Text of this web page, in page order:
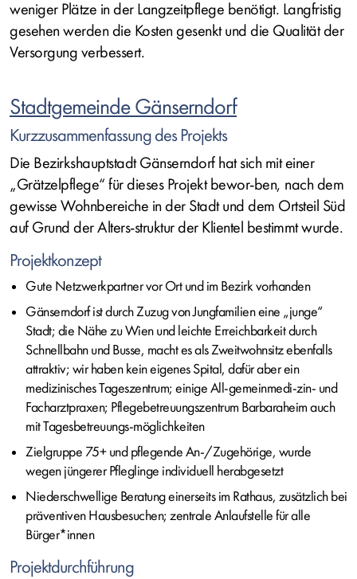
weniger Plätze in der Langzeitpflege benötigt. Langfristig
gesehen werden die Kosten gesenkt und die Qualität der
Versorgung verbessert.
Stadtgemeinde Gänserndorf
Kurzzusammenfassung des Projekts
Die Bezirkshauptstadt Gänserndorf hat sich mit einer
„Grätzelpflege“ für dieses Projekt bewor-ben, nach dem
gewisse Wohnbereiche in der Stadt und dem Ortsteil Süd
auf Grund der Alters-struktur der Klientel bestimmt wurde.
Projektkonzept
Gute Netzwerkpartner vor Ort und im Bezirk vorhanden
Gänserndorf ist durch Zuzug von Jungfamilien eine „junge“
Stadt; die Nähe zu Wien und leichte Erreichbarkeit durch
Schnellbahn und Busse, macht es als Zweitwohnsitz ebenfalls
attraktiv; wir haben kein eigenes Spital, dafür aber ein
medizinisches Tageszentrum; einige All-gemeinmedi-zin- und
Facharztpraxen; Pflegebetreuungszentrum Barbaraheim auch
mit Tagesbetreuungs-möglichkeiten
Zielgruppe 75+ und pflegende An-/Zugehörige, wurde
wegen jüngerer Pfleglinge individuell herabgesetzt
Niederschwellige Beratung einerseits im Rathaus, zusätzlich bei
präventiven Hausbesuchen; zentrale Anlaufstelle für alle
Bürger*innen
Projektdurchführung